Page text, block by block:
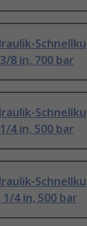
8 in, 700 bar
4 in, 500 bar
4 in, 500 bar